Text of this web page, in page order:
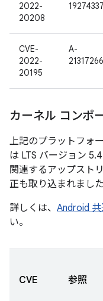
2022-
20208
CVE-
2022-
20195
A-
カーネル コンポ
上記のプラットフォ
は LTS バージョン
関連するアップスト
正も取り込まれました
詳しくは、 Android
い。
CVE 参照